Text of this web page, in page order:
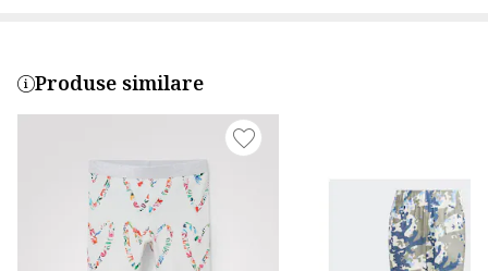
Produse similare